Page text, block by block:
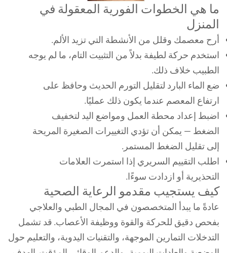
ما هي الخطوات الفورية المعقولة في
المنزل
أرح معصمك وقلل من الأنشطة التي تزيد الألم.
استخدم حركة لطيفة بدلاً من التثبيت التام، ما لم يوجه
الطبيب خلاف ذلك.
ضع الماء البارد لتقليل التورم الحديث وحافظ على
ارتفاع المعصم عندما يكون ذلك عمليًا.
اضبط إعداد محطة العمل ومواضع اليد لتخفيف
الضغط — يمكن أن تؤدي التغييرات الصغيرة المريحة
إلى تقليل الضغط المستمر.
اطلب التقييم السريري إذا استمرت العلامات
التحذيرية أو ازدادت سوءًا.
كيف يستجيب مقدمو الرعاية الصحية
عادةً ما يبدأ المتخصصون في المجال الطبي والعلاجي
بفحص دقيق للحركة والقوة ووظيفة الأعصاب. قد تشمل
التدخلات التمارين الموجهة، والتقنيات اليدوية، والتعليم حول